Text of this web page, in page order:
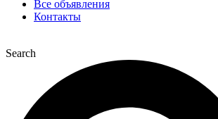
Все объявления
Контакты
Search